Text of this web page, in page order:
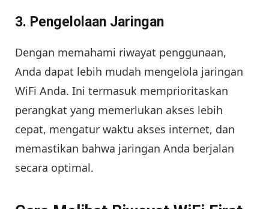
3. Pengelolaan Jaringan
Dengan memahami riwayat penggunaan,
Anda dapat lebih mudah mengelola jaringan
WiFi Anda. Ini termasuk memprioritaskan
perangkat yang memerlukan akses lebih
cepat, mengatur waktu akses internet, dan
memastikan bahwa jaringan Anda berjalan
secara optimal.